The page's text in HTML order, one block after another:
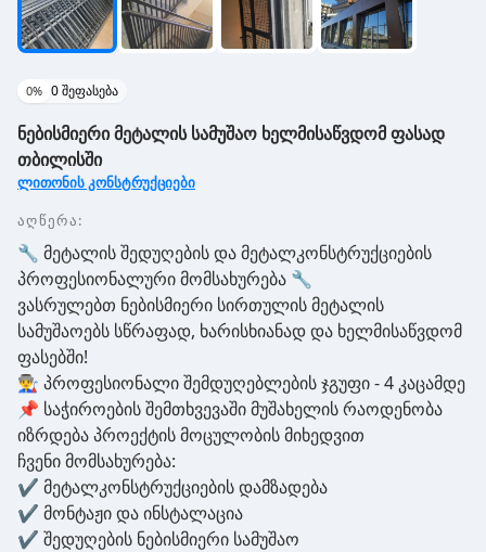
0% 0შეფასება
ნებისმიერი მეტალის სამუშაო ხელმისაწვდომ ფასად
თბილისში
ლითონის კონსტრუქციები
აღწერა:
🔧 მეტალის შედუღების და მეტალკონსტრუქციების
პროფესიონალური მომსახურება 🔧
ვასრულებთ ნებისმიერი სირთულის მეტალის
სამუშაოებს სწრაფად, ხარისხიანად და ხელმისაწვდომ
ფასებში!
👨‍🏭 პროფესიონალი შემდუღებლების ჯგუფი - 4 კაცამდე
📌 საჭიროების შემთხვევაში მუშახელის რაოდენობა
იზრდება პროექტის მოცულობის მიხედვით
ჩვენი მომსახურება:
✔️ მეტალკონსტრუქციების დამზადება
✔️ მონტაჟი და ინსტალაცია
✔️ შედუღების ნებისმიერი სამუშაო